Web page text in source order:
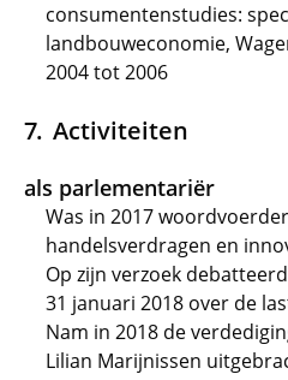
consumentenstudies:
landbouweconomie,
2004 tot 2006
Activiteiten
als parlementariër
Was in 2017
handelsverdragen en
Op zijn verzoek
31 januari 2018 over de
Nam in 2018 de
Lilian Marijnissen